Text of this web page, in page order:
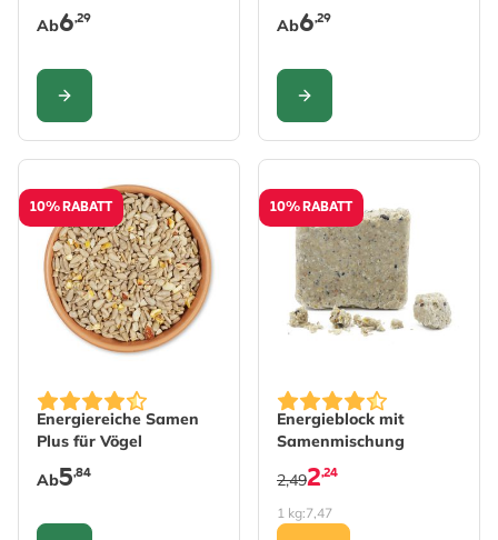
Ab6,29
KONFIGURIEREN
Ab6,29
KONFIGURIEREN
10% RABATT
Energiereiche Samen
Plus für Vögel
The price depends on the options chosen on the
Ab5,84
10% RABATT
Energieblock mit
Samenmischung
2,24
2,49
1 kg:7,47